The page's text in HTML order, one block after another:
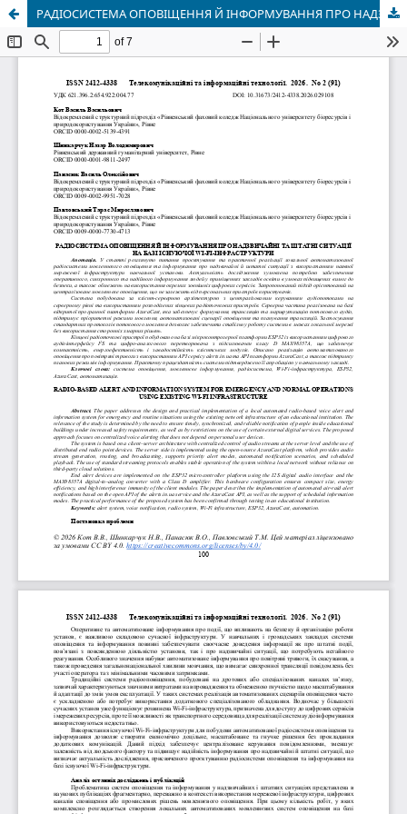
РАДІОСИСТЕМА ОПОВІЩЕННЯ Й ІНФОРМУВАННЯ ПРО НАДЗВИЧАЙНІ ТА ШТАТНІ СИТУАЦІЇ НА БАЗІ ІСНУЮЧОЇ WI-FI-ІНФРАСТРУКТУРИ